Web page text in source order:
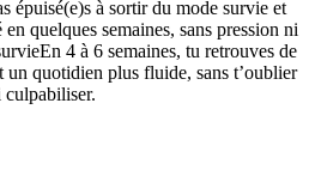
épuisé(e)s à sortir du mode survie et
quelques semaines, sans pression ni
4 à 6 semaines, tu retrouves de
un quotidien plus fluide, sans t’oublier
culpabiliser.